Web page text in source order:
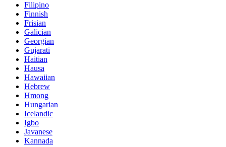
Filipino
Finnish
Frisian
Galician
Georgian
Gujarati
Haitian
Hausa
Hawaiian
Hebrew
Hmong
Hungarian
Icelandic
Igbo
Javanese
Kannada